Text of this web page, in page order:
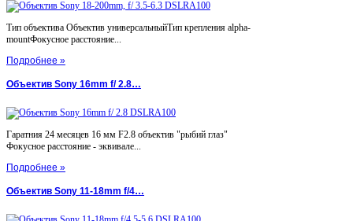
Тип объектива Объектив универсальныйТип крепления alpha-
mountФокусное расстояние...
Подробнее »
Объектив Sony 16mm f/ 2.8…
Гаратния 24 месяцев 16 мм F2.8 объектив "рыбий глаз"
Фокусное расстояние - эквивале...
Подробнее »
Объектив Sony 11-18mm f/4…